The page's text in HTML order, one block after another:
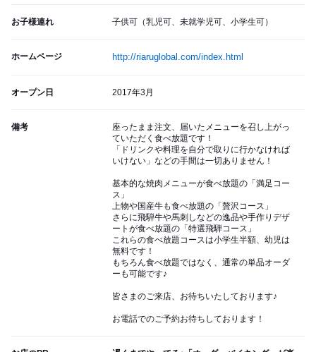
お子様連れ 子供可（乳児可、未就学児可、小学生可）
ホームページ http://riaruglobal.com/index.html
オープン日 2017年3月
備考
座ったまま注文、届いたメニューを召し上がっ
ていただく食べ放題です！
「ドリンクや料理を自分で取りに行かなければ
いけない」などの手間は一切ありません！
基本的な焼肉メニューが食べ放題の「満足コー
ス」
上物や国産牛も食べ放題の「贅沢コース」
さらに飛騨牛や馬刺しなどの逸品や手作りデザ
ートが食べ放題の「特選飛騨コース」
これらの食べ放題コースは小学生半額、幼児は
無料です！
もちろん食べ放題ではなく、通常の単品オーダ
ーも可能です♪
皆さまのご来店、お待ちいたしております♪
お電話でのご予約お待ちしております！